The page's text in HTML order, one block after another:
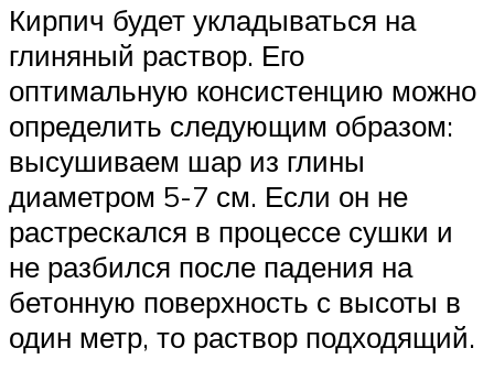
Кирпич будет укладываться на
глиняный раствор. Его
оптимальную консистенцию можно
определить следующим образом:
высушиваем шар из глины
диаметром 5-7 см. Если он не
растрескался в процессе сушки и
не разбился после падения на
бетонную поверхность с высоты в
один метр, то раствор подходящий.